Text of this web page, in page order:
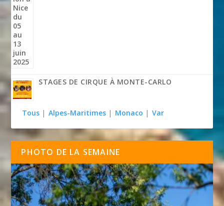
STAGES DE CIRQUE À MONTE-CARLO
Tous | Alpes-Maritimes | Monaco | Var
PHOTO DE LA SEMAINE